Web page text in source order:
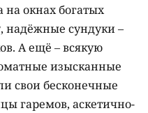
окнах богатых
надёжные сундуки –
А ещё – всякую
изысканные
свои бесконечные
гаремов, аскетично-